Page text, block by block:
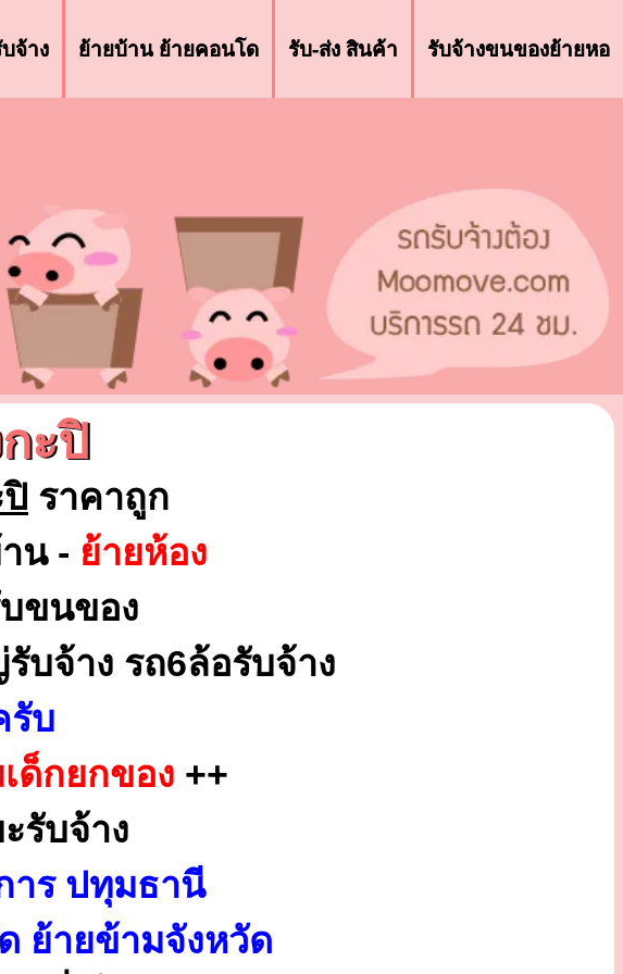
จ้าง ย้ายบ้าน ย้ายคอนโด รับ-ส่ง สินค้า รับจ้างขนของย้ายหอ
ะปิ
ราคาถูก
น - ย้ายห้อง
ขนของ
บจ้าง รถ6ล้อรับจ้าง
รับ
ด็กยกของ ++
รับจ้าง
าร ปทุมธานี
ย้ายข้ามจังหวัด